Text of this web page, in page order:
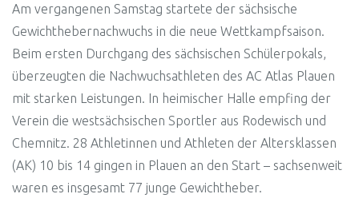
Am vergangenen Samstag startete der sächsische
Gewichthebernachwuchs in die neue Wettkampfsaison.
Beim ersten Durchgang des sächsischen Schülerpokals,
überzeugten die Nachwuchsathleten des AC Atlas Plauen
mit starken Leistungen. In heimischer Halle empfing der
Verein die westsächsischen Sportler aus Rodewisch und
Chemnitz. 28 Athletinnen und Athleten der Altersklassen
(AK) 10 bis 14 gingen in Plauen an den Start – sachsenweit
waren es insgesamt 77 junge Gewichtheber.